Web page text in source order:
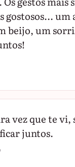
gostosos... um
beijo, um
vez que te vi,
juntos.